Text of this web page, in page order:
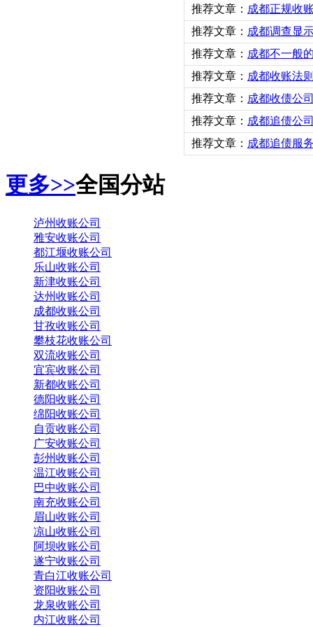
推荐文章： 成都正规收
推荐文章： 成都调查显
推荐文章： 成都不一般
推荐文章： 成都收账法
推荐文章： 成都收债公
推荐文章： 成都追债公
推荐文章： 成都追债服
更多>>全国分站
泸州收账公司
雅安收账公司
都江堰收账公司
乐山收账公司
新津收账公司
达州收账公司
成都收账公司
甘孜收账公司
攀枝花收账公司
双流收账公司
宜宾收账公司
新都收账公司
德阳收账公司
绵阳收账公司
自贡收账公司
广安收账公司
彭州收账公司
温江收账公司
巴中收账公司
南充收账公司
眉山收账公司
凉山收账公司
阿坝收账公司
遂宁收账公司
青白江收账公司
资阳收账公司
龙泉收账公司
内江收账公司